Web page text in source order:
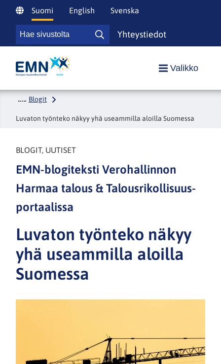
Siirry
sisältöön
Suomi English Svenska
Hae
sivustolta
Hae
sivustolta
Yhteystiedot
Etusivulle
Valikko
Blogit
Luvaton työnteko näkyy yhä useammilla aloilla Suomessa
BLOGIT, UUTISET
EMN-blogiteksti Verohallinnon
Harmaa talous & Talousrikollisuus-
portaalissa
Luvaton työnteko näkyy
yhä useammilla aloilla
Suomessa